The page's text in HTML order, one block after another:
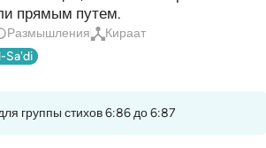
прямым путем.
Размышления Кираат
Sa'di
группы стихов 6:86 до 6:87